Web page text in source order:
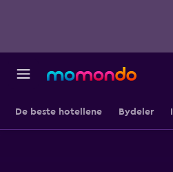
De beste hotellene Bydeler